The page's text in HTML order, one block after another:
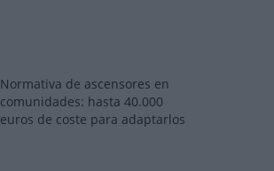
Normativa de ascensores en
comunidades: hasta 40.000
euros de coste para adaptarlos